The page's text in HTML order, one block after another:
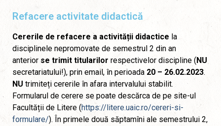
Refacere activitate didactică
Cererile de refacere a activității didactice la
disciplinele nepromovate de semestrul 2 din an
anterior se trimit titularilor respectivelor discipline (NU
secretariatului!), prin email, în perioada 20 – 26.02.2023.
NU trimiteți cererile în afara intervalului stabilit.
Formularul de cerere se poate descărca de pe site-ul
Facultății de Litere (https://litere.uaic.ro/cereri-si-
formulare/). În primele două săptamîni ale semestrului 2,